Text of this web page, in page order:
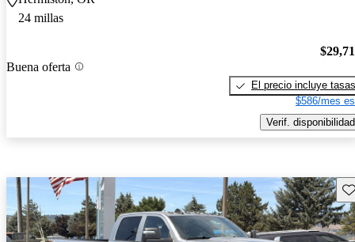
24 millas
Buena oferta
El precio incluye tasas
$586/mes
Verif. disponibilidad